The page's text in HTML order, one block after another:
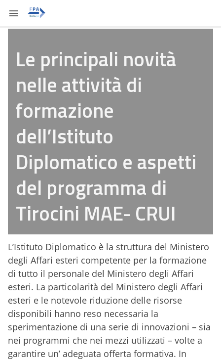
Le principali novità
nelle attività di
formazione
dell’Istituto
Diplomatico e aspetti
del programma di
Tirocini MAE- CRUI
L’Istituto Diplomatico è la struttura del Ministero
degli Affari esteri competente per la formazione
di tutto il personale del Ministero degli Affari
esteri. La particolarità del Ministero degli Affari
esteri e le notevole riduzione delle risorse
disponibili hanno reso necessaria la
sperimentazione di una serie di innovazioni – sia
nei programmi che nei mezzi utilizzati – volte a
garantire un’ adeguata offerta formativa. In